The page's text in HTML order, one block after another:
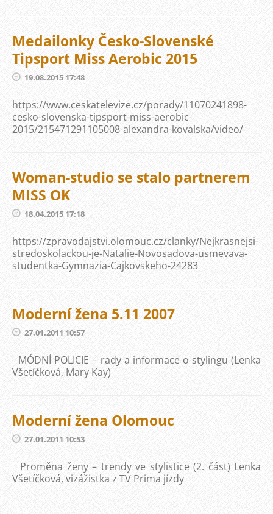
Medailonky Česko-Slovenské
Tipsport Miss Aerobic 2015
19.08.2015 17:48
https://www.ceskatelevize.cz/porady/11070241898-
cesko-slovenska-tipsport-miss-aerobic-
2015/215471291105008-alexandra-kovalska/video/
Woman-studio se stalo partnerem
MISS OK
18.04.2015 17:18
https://zpravodajstvi.olomouc.cz/clanky/Nejkrasnejsi-
stredoskolackou-je-Natalie-Novosadova-usmevava-
studentka-Gymnazia-Cajkovskeho-24283
Moderní žena 5.11 2007
27.01.2011 10:57
MÓDNÍ POLICIE – rady a informace o stylingu (Lenka
Všetíčková, Mary Kay)
Moderní žena Olomouc
27.01.2011 10:53
Proměna ženy – trendy ve stylistice (2. část) Lenka
Všetíčková, vizážistka z TV Prima jízdy